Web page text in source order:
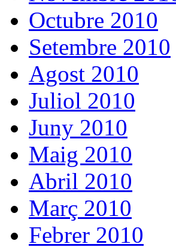
Octubre 2010
Setembre 2010
Agost 2010
Juliol 2010
Juny 2010
Maig 2010
Abril 2010
Març 2010
Febrer 2010